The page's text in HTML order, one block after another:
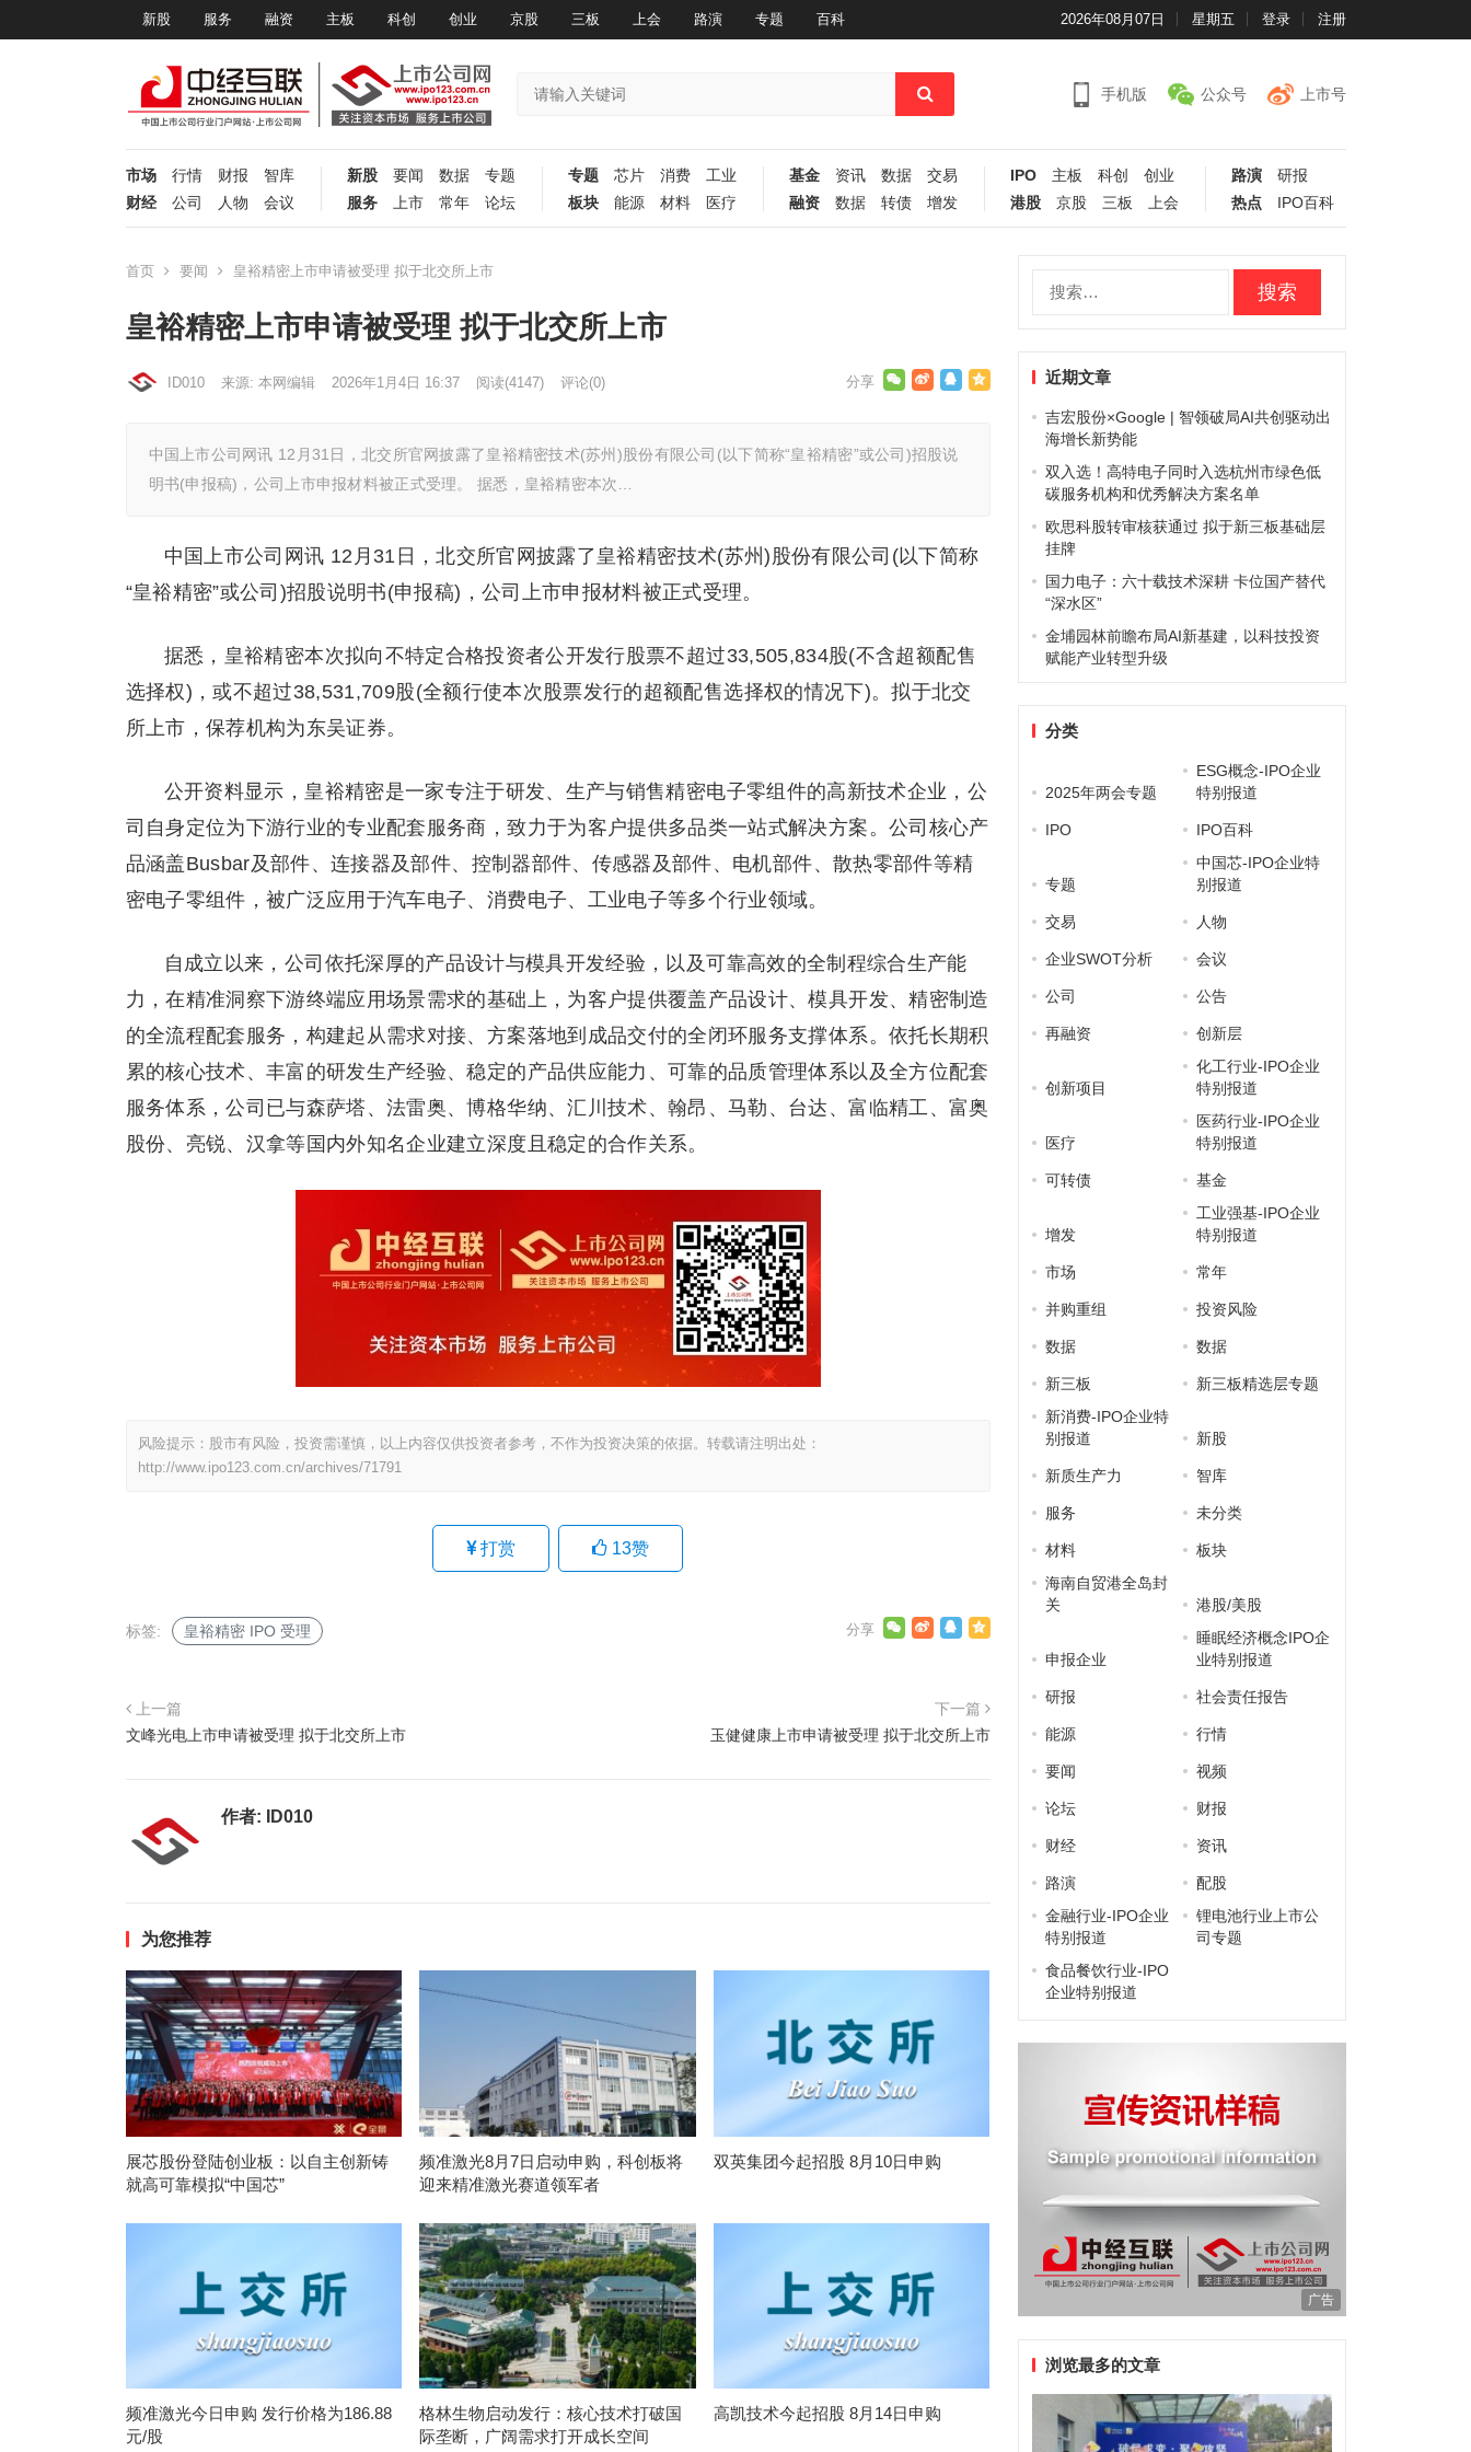
新股 服务 融资 主板 科创 创业 京股 三板 上会 路演 专题 百科 2026年08月07日 星期五 登录 注册
手机版 公众号 上市号
市场 行情 财报
智库
财经
公司 人物 会议
新股 要闻 数据
专题
服务
上市 常年 论坛
专题 芯片 消费
工业
板块
能源 材料 医疗
基金 资讯 数据
交易
融资
数据 转债 增发
IPO 主板 科创
创业
港股
京股 三板 上会
路演
研报
热点
IPO百科
首页 要闻 皇裕精密上市申请被受理 拟于北交所上市
皇裕精密上市申请被受理 拟于北交所上市
ID010 来源: 本网编辑 2026年1月4日 16:37 阅读(4147) 评论(0)
中国上市公司网讯 12月31日，北交所官网披露了皇裕精密技术(苏州)股份有限公司(以下简称“皇裕精密”或公司)招股说
明书(申报稿)，公司上市申报材料被正式受理。 据悉，皇裕精密本次…
中国上市公司网讯 12月31日，北交所官网披露了皇裕精密技术(苏州)股份有限公司(以下简称
“皇裕精密”或公司)招股说明书(申报稿)，公司上市申报材料被正式受理。
据悉，皇裕精密本次拟向不特定合格投资者公开发行股票不超过33,505,834股(不含超额配售
选择权)，或不超过38,531,709股(全额行使本次股票发行的超额配售选择权的情况下)。拟于北交
所上市，保荐机构为东吴证券。
公开资料显示，皇裕精密是一家专注于研发、生产与销售精密电子零组件的高新技术企业，公
司自身定位为下游行业的专业配套服务商，致力于为客户提供多品类一站式解决方案。公司核心产
品涵盖Busbar及部件、连接器及部件、控制器部件、传感器及部件、电机部件、散热零部件等精
密电子零组件，被广泛应用于汽车电子、消费电子、工业电子等多个行业领域。
自成立以来，公司依托深厚的产品设计与模具开发经验，以及可靠高效的全制程综合生产能
力，在精准洞察下游终端应用场景需求的基础上，为客户提供覆盖产品设计、模具开发、精密制造
的全流程配套服务，构建起从需求对接、方案落地到成品交付的全闭环服务支撑体系。依托长期积
累的核心技术、丰富的研发生产经验、稳定的产品供应能力、可靠的品质管理体系以及全方位配套
服务体系，公司已与森萨塔、法雷奥、博格华纳、汇川技术、翰昂、马勒、台达、富临精工、富奥
股份、亮锐、汉拿等国内外知名企业建立深度且稳定的合作关系。
风险提示：股市有风险，投资需谨慎，以上内容仅供投资者参考，不作为投资决策的依据。转载请注明出处：
http://www.ipo123.com.cn/archives/71791
打赏 13赞
标签: 皇裕精密 IPO 受理
上一篇
文峰光电上市申请被受理 拟于北交所上市
下一篇
玉健健康上市申请被受理 拟于北交所上市
作者: ID010
为您推荐
展芯股份登陆创业板：以自主创新铸
就高可靠模拟“中国芯”
频准激光8月7日启动申购，科创板将
迎来精准激光赛道领军者
双英集团今起招股 8月10日申购
频准激光今日申购 发行价格为186.88
元/股
格林生物启动发行：核心技术打破国
际垄断，广阔需求打开成长空间
高凯技术今起招股 8月14日申购
近期文章
吉宏股份×Google | 智领破局AI共创驱动出
海增长新势能
双入选！高特电子同时入选杭州市绿色低
碳服务机构和优秀解决方案名单
欧思科股转审核获通过 拟于新三板基础层
挂牌
国力电子：六十载技术深耕 卡位国产替代
“深水区”
金埔园林前瞻布局AI新基建，以科技投资
赋能产业转型升级
分类
2025年两会专题
ESG概念-IPO企业
特别报道
IPO IPO百科
专题
中国芯-IPO企业特
别报道
交易 人物
企业SWOT分析 会议
公司 公告
再融资 创新层
创新项目
化工行业-IPO企业
特别报道
医疗
医药行业-IPO企业
特别报道
可转债 基金
增发
工业强基-IPO企业
特别报道
市场 常年
并购重组 投资风险
数据 数据
新三板
新三板精选层专题
新消费-IPO企业特
别报道
新股
新质生产力 智库
服务 未分类
材料
板块
海南自贸港全岛封
关
港股/美股
申报企业
睡眠经济概念IPO企
业特别报道
研报 社会责任报告
能源 行情
要闻 视频
论坛 财报
财经 资讯
路演
配股
金融行业-IPO企业
特别报道
锂电池行业上市公
司专题
食品餐饮行业-IPO
企业特别报道
广告
浏览最多的文章